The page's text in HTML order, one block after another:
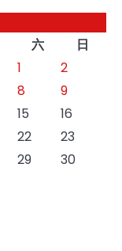
六
日
1
2
8
9
15
16
22
23
29
30